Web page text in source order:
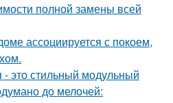
полной замены всей
ассоциируется с покоем,
- это стильный модульный
до мелочей: